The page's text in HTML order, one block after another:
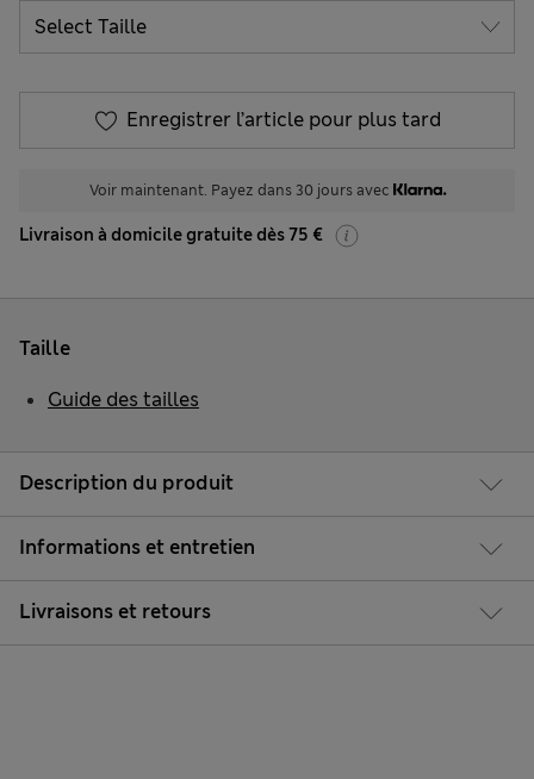
Enregistrer l’article pour plus tard
Voir maintenant. Payez dans 30 jours avec
Livraison à domicile gratuite dès 75 €
Description du produit
Informations et entretien
Livraisons et retours
Taille
Guide des tailles